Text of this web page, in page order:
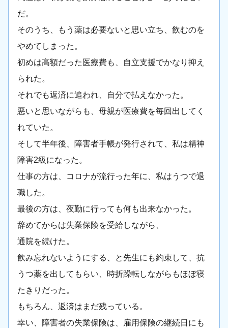
だ。
そのうち、もう薬は必要ないと思い立ち、飲むのを
やめてしまった。
初めは高額だった医療費も、自立支援でかなり抑え
られた。
それでも返済に追われ、自分で払えなかった。
悪いと思いながらも、母親が医療費を毎回出してく
れていた。
そして半年後、障害者手帳が発行されて、私は精神
障害2級になった。
仕事の方は、コロナが流行った年に、私はうつで退
職した。
最後の方は、夜勤に行っても何も出来なかった。
辞めてからは失業保険を受給しながら、
通院を続けた。
飲み忘れないようにする、と先生にも約束して、抗
うつ薬を出してもらい、時折躁転しながらもほぼ寝
たきりだった。
もちろん、返済はまだ残っている。
幸い、障害者の失業保険は、雇用保険の継続日にも